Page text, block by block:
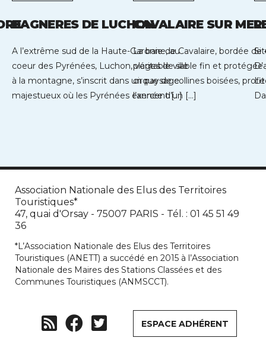
BAGNERES DE LUCHON
A l’extrême sud de la Haute-Garonne, au
coeur des Pyrénées, Luchon, véritable ville
à la montagne, s’inscrit dans un paysage
majestueux où les Pyrénées exercent […]
CAVALAIRE SUR MER
La baie de Cavalaire, bordée de
plages de sable fin et protégée
cirque de collines boisées,
l’année d’un […]
Association Nationale des Elus des Territoires
Touristiques*
47, quai d'Orsay - 75007 PARIS - Tél. : 01 45 51 49
36
*L’Association Nationale des Elus des Territoires
Touristiques (ANETT) a succédé en 2015 à l’Association
Nationale des Maires des Stations Classées et des
Communes Touristiques (ANMSCCT).
ESPACE ADHÉRENT